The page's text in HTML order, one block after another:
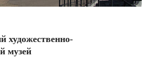
художественно-
музей